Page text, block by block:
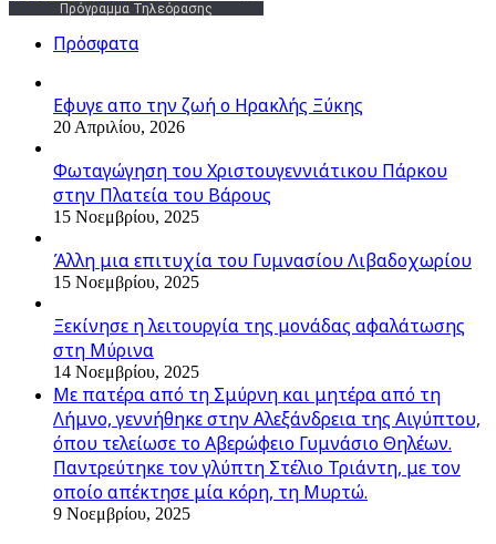
Πρόγραμμα Τηλεόρασης
Πρόσφατα
Εφυγε απο την ζωή o Ηρακλής Ξύκης
20 Απριλίου, 2026
Φωταγώγηση του Χριστουγεννιάτικου Πάρκου
στην Πλατεία του Βάρους
15 Νοεμβρίου, 2025
Άλλη μια επιτυχία του Γυμνασίου Λιβαδοχωρίου
15 Νοεμβρίου, 2025
Ξεκίνησε η λειτουργία της μονάδας αφαλάτωσης
στη Μύρινα
14 Νοεμβρίου, 2025
Με πατέρα από τη Σμύρνη και μητέρα από τη
Λήμνο, γεννήθηκε στην Αλεξάνδρεια της Αιγύπτου,
όπου τελείωσε το Αβερώφειο Γυμνάσιο Θηλέων.
Παντρεύτηκε τον γλύπτη Στέλιο Τριάντη, με τον
οποίο απέκτησε μία κόρη, τη Μυρτώ.
9 Νοεμβρίου, 2025